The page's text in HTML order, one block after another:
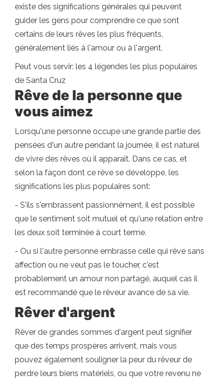
existe des significations générales qui peuvent
guider les gens pour comprendre ce que sont
certains de leurs rêves les plus fréquents,
généralement liés à l'amour ou à l'argent.
Peut vous servir: les 4 légendes les plus populaires
de Santa Cruz
Rêve de la personne que
vous aimez
Lorsqu'une personne occupe une grande partie des
pensées d'un autre pendant la journée, il est naturel
de vivre des rêves où il apparaît. Dans ce cas, et
selon la façon dont ce rêve se développe, les
significations les plus populaires sont:
- S'ils s'embrassent passionnément, il est possible
que le sentiment soit mutuel et qu'une relation entre
les deux soit terminée à court terme.
- Ou si l'autre personne embrasse celle qui rêve sans
affection ou ne veut pas le toucher, c'est
probablement un amour non partagé, auquel cas il
est recommandé que le rêveur avance de sa vie.
Rêver d'argent
Rêver de grandes sommes d'argent peut signifier
que des temps prospères arrivent, mais vous
pouvez également souligner la peur du rêveur de
perdre leurs biens matériels, ou que votre revenu ne